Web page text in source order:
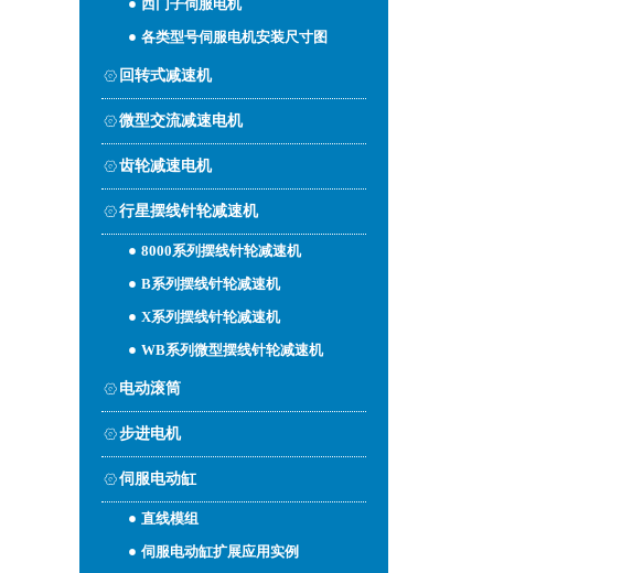
西门子伺服电机
各类型号伺服电机安装尺寸图
回转式减速机
微型交流减速电机
齿轮减速电机
行星摆线针轮减速机
8000系列摆线针轮减速机
B系列摆线针轮减速机
X系列摆线针轮减速机
WB系列微型摆线针轮减速机
电动滚筒
步进电机
伺服电动缸
直线模组
伺服电动缸扩展应用实例